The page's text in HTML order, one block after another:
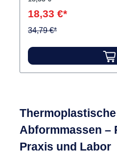
Variante: Packung 15
Thermoplastische
°CRot = 55 °C
Hersteller:Kerr
18,33 €*
34,79 €*